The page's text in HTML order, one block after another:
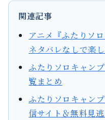
関連記事
アニメ『ふたりソ
ネタバレなしで楽
ふたりソロキャン
覧まとめ
ふたりソロキャン
信サイト＆無料見